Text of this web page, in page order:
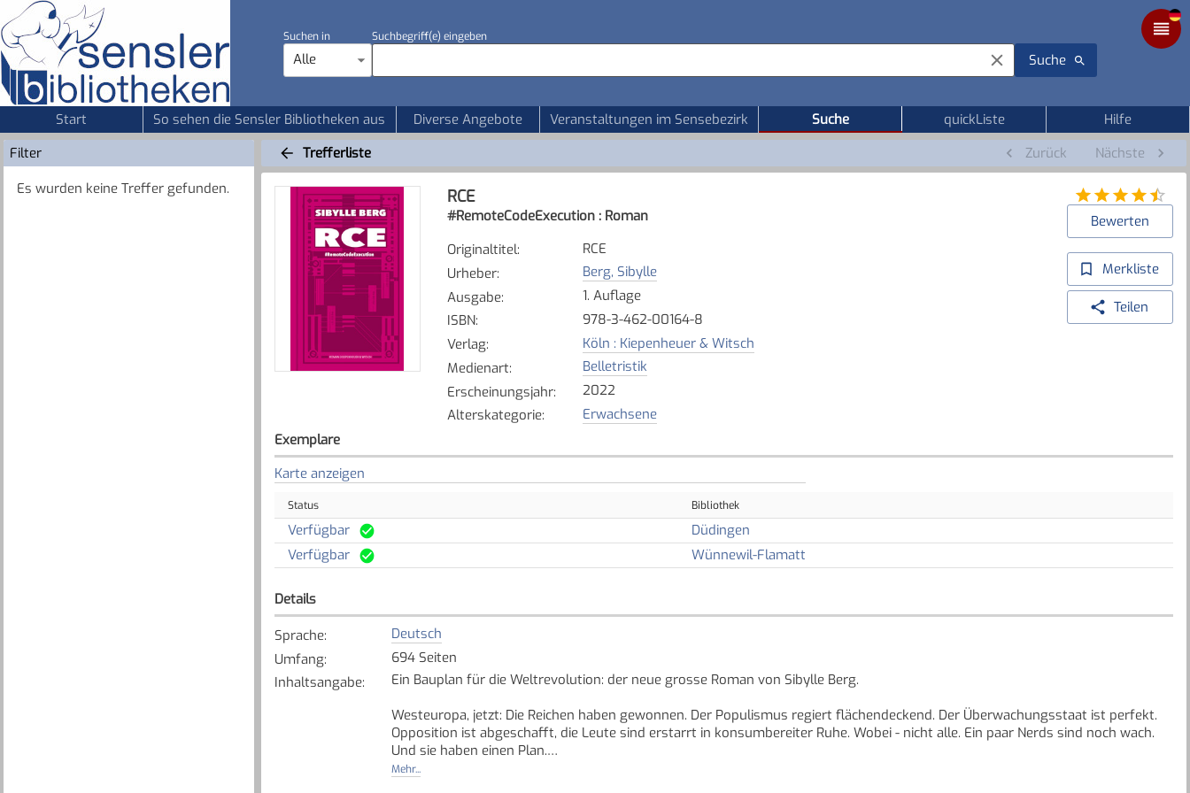
Suchen in
Alle
Suchbegriff(e) eingeben
Suche
Start So sehen die Sensler Bibliotheken aus Diverse Angebote Veranstaltungen im Sensebezirk Suche quickListe
Hilfe
Filter
Es wurden keine Treffer gefunden.
Trefferliste Zurück Nächste
RCE
#RemoteCodeExecution : Roman
Originaltitel:
RCE
Urheber:
Berg, Sibylle
Ausgabe:
1. Auflage
ISBN:
978-3-462-00164-8
Verlag:
Köln : Kiepenheuer & Witsch
Medienart:
Belletristik
Erscheinungsjahr:
2022
Alterskategorie: Erwachsene
Bewerten
Merkliste
Teilen
Exemplare
Karte anzeigen
Status Bibliothek
Verfügbar
Düdingen
Verfügbar
Wünnewil-Flamatt
Details
Sprache:
Deutsch
Umfang:
694 Seiten
Inhaltsangabe:
Ein Bauplan für die Weltrevolution: der neue grosse Roman von Sibylle Berg.
Westeuropa, jetzt: Die Reichen haben gewonnen. Der Populismus regiert flächendeckend. Der Überwachungsstaat ist perfekt.
Opposition ist abgeschafft, die Leute sind erstarrt in konsumbereiter Ruhe. Wobei - nicht alle. Ein paar Nerds sind noch wach.
Und sie haben einen Plan.
Mehr...